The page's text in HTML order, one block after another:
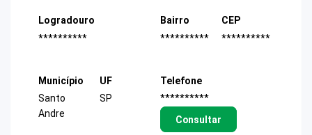
Logradouro
**********
Bairro
**********
CEP
**********
Município
Santo
Andre
UF
SP
Telefone
**********
Consultar